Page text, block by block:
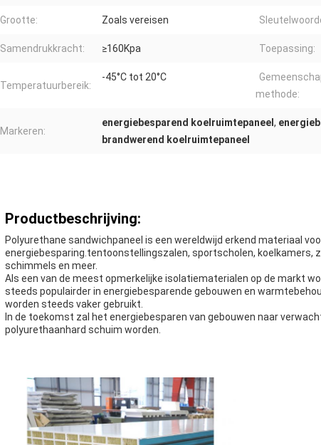
Grootte: Zoals vereisen
Samendrukkracht: ≥160Kpa Toepassing:
Temperatuurbereik:
-45°C tot 20°C
methode:
Markeren:
energiebesparend koelruimtepaneel ,
brandwerend koelruimtepaneel
Productbeschrijving:
Polyurethane sandwichpaneel is een wereldwijd erkend materiaal
energiebesparing.tentoonstellingszalen, sportscholen, koelkamers,
schimmels en meer.
Als een van de meest opmerkelijke isolatiematerialen op de markt
steeds populairder in energiebesparende gebouwen en
worden steeds vaker gebruikt.
In de toekomst zal het energiebesparen van gebouwen naar
polyurethaanhard schuim worden.